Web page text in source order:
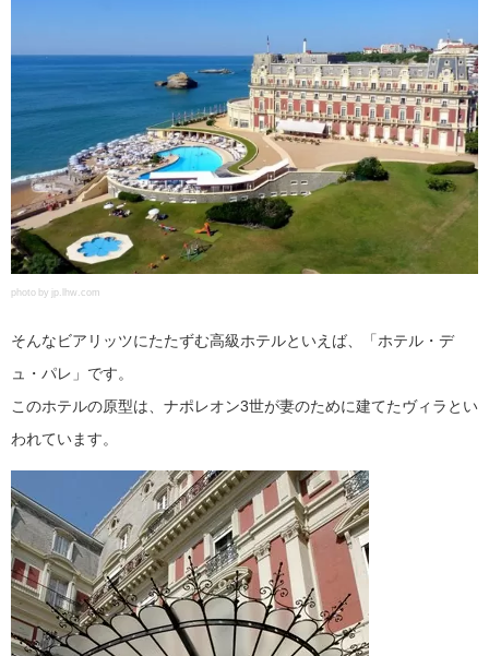
photo by jp.lhw.com
そんなビアリッツにたたずむ高級ホテルといえば、「ホテル・デ
ュ・パレ」です。
このホテルの原型は、ナポレオン3世が妻のために建てたヴィラとい
われています。